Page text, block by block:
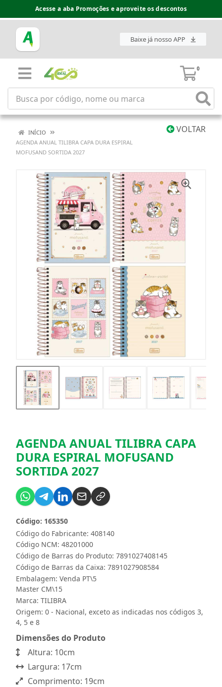
Acesse a aba Promoções e aproveite os descontos
Baixe já nosso APP
0
VOLTAR
INÍCIO
AGENDA ANUAL TILIBRA CAPA DURA ESPIRAL
MOFUSAND SORTIDA 2027
AGENDA ANUAL TILIBRA CAPA
DURA ESPIRAL MOFUSAND
SORTIDA 2027
Código do Fabricante: 408140
Código: 165350
Código NCM: 48201000
Código de Barras do Produto: 7891027408145
Código de Barras da Caixa: 7891027908584
Embalagem: Venda PT\5
Master CM\15
Marca: TILIBRA
Origem: 0 - Nacional, exceto as indicadas nos códigos 3,
4, 5 e 8
Dimensões do Produto
Altura: 10cm
Largura: 17cm
Comprimento: 19cm